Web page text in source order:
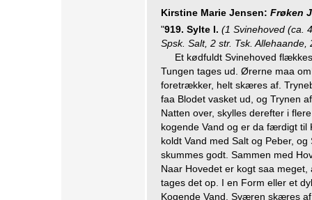
Kirstine Marie Jensen: Frøken
"919. Sylte I. (1 Svinehoved (ca.
Spsk. Salt, 2 str. Tsk. Allehaande,
Et kødfuldt Svinehoved
Tungen tages ud. Ørerne maa
foretrækker, helt skæres af.
faa Blodet vasket ud, og Trynen
Natten over, skylles derefter i
kogende Vand og er da færdigt
koldt Vand med Salt og Peber,
skummes godt. Sammen med
Naar Hovedet er kogt saa
tages det op. I en Form eller et
Kogende Vand. Sværen skæres